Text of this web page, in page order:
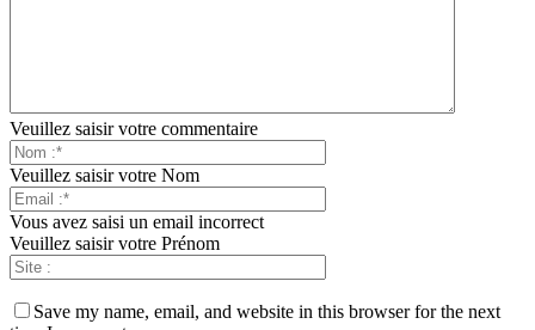
Veuillez saisir votre commentaire
Veuillez saisir votre Nom
Vous avez saisi un email incorrect
Veuillez saisir votre Prénom
Save my name, email, and website in this browser for the next